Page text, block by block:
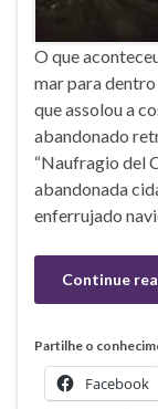
O que
mar para
que assolou a
abandonado
“Naufragio del
abandonada
enferrujado
Continue
Partilhe o
Facebook